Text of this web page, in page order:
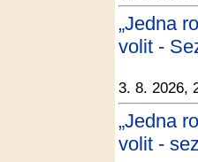
„Jedna
volit -
3. 8. 2026,
„Jedna
volit -